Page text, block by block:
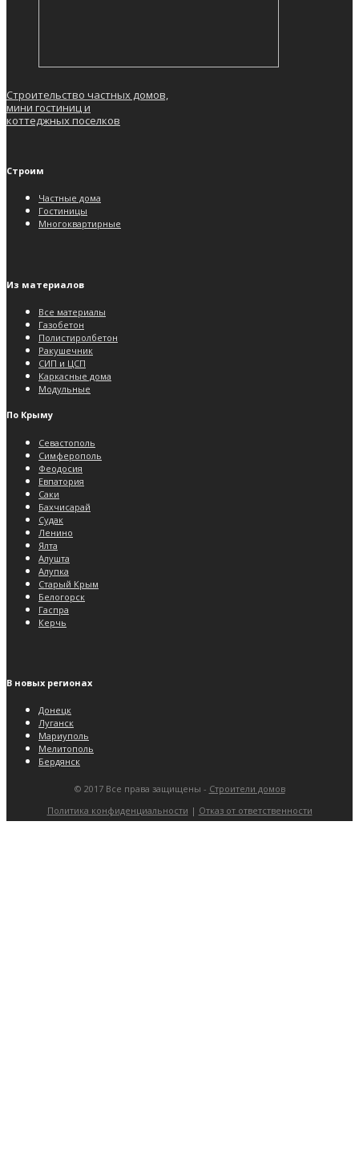
Строительство частных домов,
мини гостиниц и
коттеджных поселков
Строим
Частные дома
Гостиницы
Многоквартирные
Из материалов
Все материалы
Газобетон
Полистиролбетон
Ракушечник
СИП и ЦСП
Каркасные дома
Модульные
По Крыму
Севастополь
Симферополь
Феодосия
Евпатория
Саки
Бахчисарай
Судак
Ленино
Ялта
Алушта
Алупка
Старый Крым
Белогорск
Гаспра
Керчь
В новых регионах
Донецк
Луганск
Мариуполь
Мелитополь
Бердянск
© 2017 Все права защищены - Строители домов
Политика конфиденциальности | Отказ от ответственности